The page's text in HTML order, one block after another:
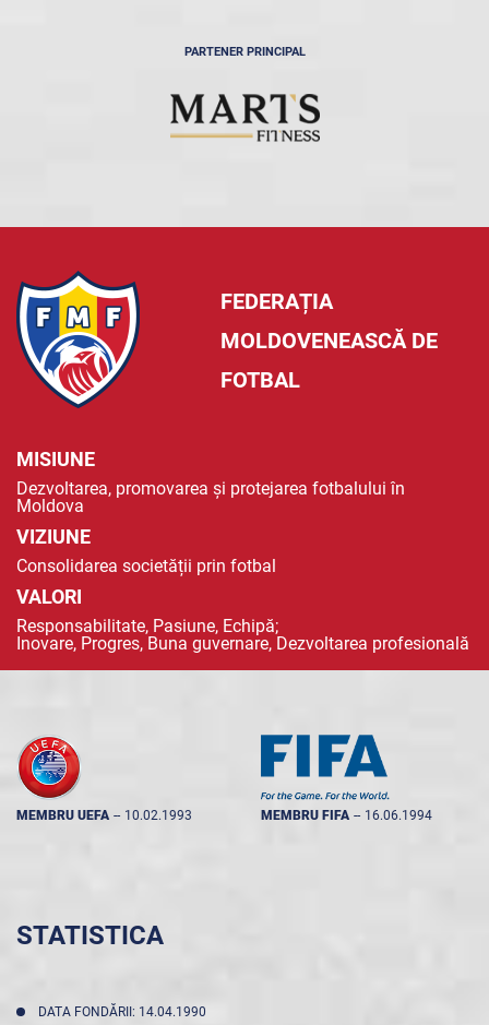
PARTENER PRINCIPAL
FEDERAȚIA
MOLDOVENEASCĂ DE
FOTBAL
MISIUNE
Dezvoltarea, promovarea și protejarea fotbalului în
Moldova
VIZIUNE
Consolidarea societății prin fotbal
VALORI
Responsabilitate, Pasiune, Echipă;
Inovare, Progres, Buna guvernare, Dezvoltarea profesională
MEMBRU UEFA -- 10.02.1993 MEMBRU FIFA -- 16.06.1994
STATISTICA
DATA FONDĂRII: 14.04.1990